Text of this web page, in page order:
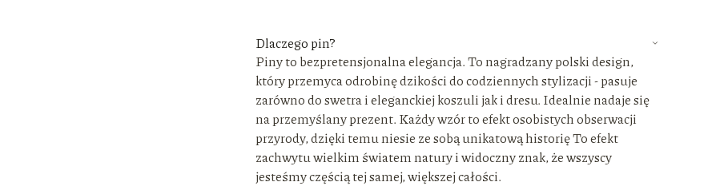
Dlaczego pin?
Piny to bezpretensjonalna elegancja. To nagradzany polski design,
który przemyca odrobinę dzikości do codziennych stylizacji - pasuje
zarówno do swetra i eleganckiej koszuli jak i dresu. Idealnie nadaje się
na przemyślany prezent. Każdy wzór to efekt osobistych obserwacji
przyrody, dzięki temu niesie ze sobą unikatową historię To efekt
zachwytu wielkim światem natury i widoczny znak, że wszyscy
jesteśmy częścią tej samej, większej całości.